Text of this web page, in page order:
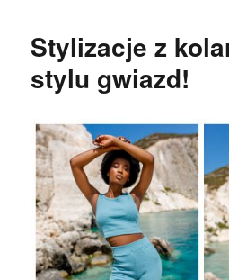
Stylizacje z
stylu gwiazd!